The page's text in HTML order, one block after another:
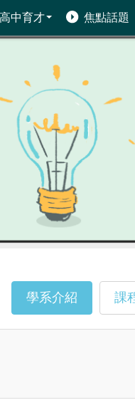
高中育才 焦點話題
學系介紹 課